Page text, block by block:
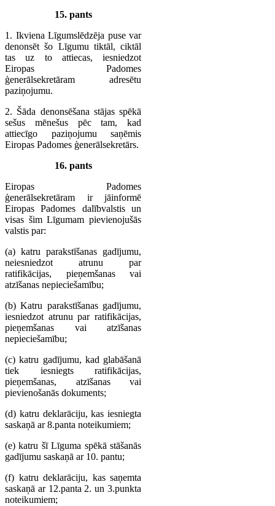
15. pants
1. Ikviena Līgumslēdzēja puse var
denonsēt šo Līgumu tiktāl, ciktāl
tas uz to attiecas, iesniedzot
Eiropas Padomes
ģenerālsekretāram adresētu
paziņojumu.
2. Šāda denonsēšana stājas spēkā
sešus mēnešus pēc tam, kad
attiecīgo paziņojumu saņēmis
Eiropas Padomes ģenerālsekretārs.
16. pants
Eiropas Padomes
ģenerālsekretāram ir jāinformē
Eiropas Padomes dalībvalstis un
visas šim Līgumam pievienojušās
valstis par:
(a) katru parakstīšanas gadījumu,
neiesniedzot atrunu par
ratifikācijas, pieņemšanas vai
atzīšanas nepieciešamību;
(b) Katru parakstīšanas gadījumu,
iesniedzot atrunu par ratifikācijas,
pieņemšanas vai atzīšanas
nepieciešamību;
(c) katru gadījumu, kad glabāšanā
tiek iesniegts ratifikācijas,
pieņemšanas, atzīšanas vai
pievienošanās dokuments;
(d) katru deklarāciju, kas iesniegta
saskaņā ar 8.panta noteikumiem;
(e) katru šī Līguma spēkā stāšanās
gadījumu saskaņā ar 10. pantu;
(f) katru deklarāciju, kas saņemta
saskaņā ar 12.panta 2. un 3.punkta
noteikumiem;